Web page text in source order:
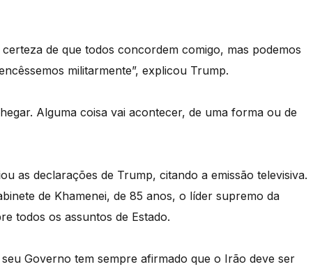
de que todos concordem comigo, mas podemos
militarmente”, explicou Trump.
Alguma coisa vai acontecer, de uma forma ou de
as declarações de Trump, citando a emissão televisiva.
de Khamenei, de 85 anos, o líder supremo da
todos os assuntos de Estado.
Governo tem sempre afirmado que o Irão deve ser